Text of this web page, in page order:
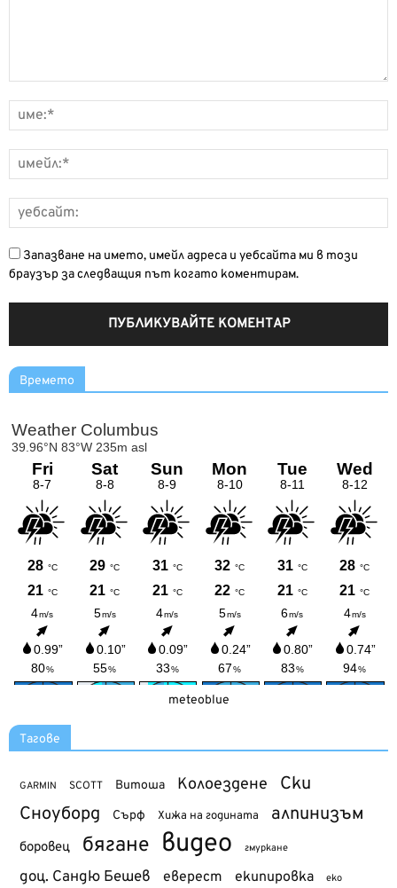
Запазване на името, имейл адреса и уебсайта ми в този
браузър за следващия път когато коментирам.
Времето
meteoblue
Тагове
GARMIN SCOTT Витоша Колоездене Ски
Сноуборд Сърф Хижа на годината алпинизъм
боровец бягане видео гмуркане
доц. Сандю Бешев еверест екипировка еко